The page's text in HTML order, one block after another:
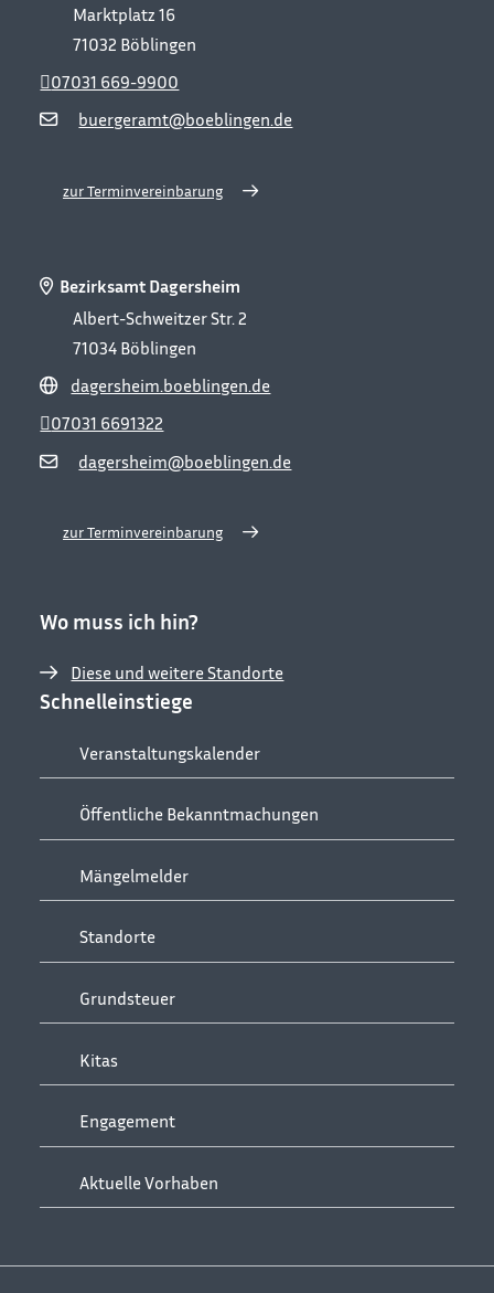
Marktplatz 16
71032 Böblingen
buergeramt@boeblingen.de
07031 669-9900
zur Terminvereinbarung
Bezirksamt Dagersheim
Albert-Schweitzer Str. 2
71034 Böblingen
dagersheim.boeblingen.de
dagersheim@boeblingen.de
07031 6691322
zur Terminvereinbarung
Wo muss ich hin?
Diese und weitere Standorte
Schnelleinstiege
Veranstaltungskalender
Öffentliche Bekanntmachungen
Mängelmelder
Standorte
Grundsteuer
Kitas
Engagement
Aktuelle Vorhaben